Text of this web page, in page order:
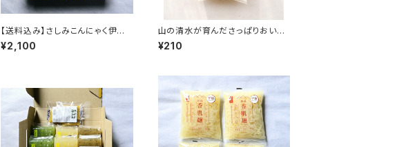
【送料込み】さしみこんにゃく伊勢
志摩産あおさ からし酢味噌付き
¥2,100
山の清水が育んださっぱりおいし
いさしみこんにゃく しょうが
¥210